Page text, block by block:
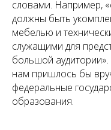
словами. Например,
должны быть
мебелью и
служащими для
большой
нам пришлось бы
федеральные
образования.